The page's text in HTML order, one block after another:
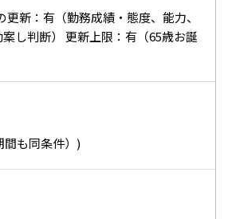
更新：有（勤務成績・態度、能力、
し判断） 更新上限：有（65歳お誕
間も同条件）)